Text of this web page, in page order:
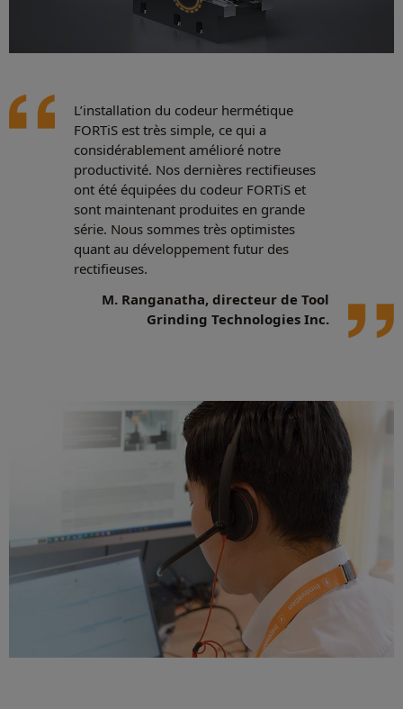
L’installation du codeur hermétique
FORTiS est très simple, ce qui a
considérablement amélioré notre
productivité. Nos dernières rectifieuses
ont été équipées du codeur FORTiS et
sont maintenant produites en grande
série. Nous sommes très optimistes
quant au développement futur des
rectifieuses.
M. Ranganatha, directeur de Tool
Grinding Technologies Inc.